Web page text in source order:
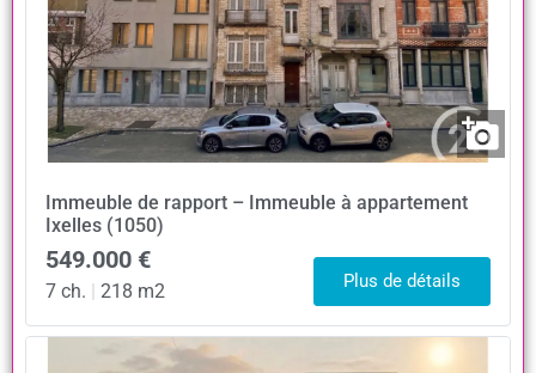
Immeuble de rapport – Immeuble à appartement
Ixelles (1050)
549.000 €
7 ch. | 218 m2 Plus de détails